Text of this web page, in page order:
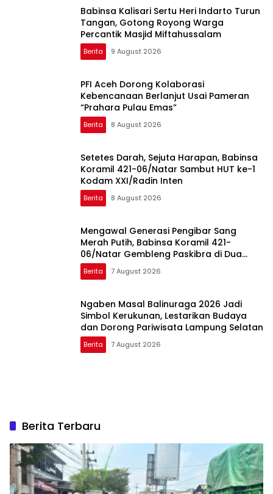
Babinsa Kalisari Sertu Heri Indarto Turun
Tangan, Gotong Royong Warga
Percantik Masjid Miftahussalam
Berita 9 August 2026
PFI Aceh Dorong Kolaborasi
Kebencanaan Berlanjut Usai Pameran
“Prahara Pulau Emas”
Berita 8 August 2026
Setetes Darah, Sejuta Harapan, Babinsa
Koramil 421-06/Natar Sambut HUT ke-1
Kodam XXI/Radin Inten
Berita 8 August 2026
Mengawal Generasi Pengibar Sang
Merah Putih, Babinsa Koramil 421-
06/Natar Gembleng Paskibra di Dua
Kecamatan Jelang HUT RI ke-81
Berita 7 August 2026
Ngaben Masal Balinuraga 2026 Jadi
Simbol Kerukunan, Lestarikan Budaya
dan Dorong Pariwisata Lampung Selatan
Berita 7 August 2026
Berita Terbaru